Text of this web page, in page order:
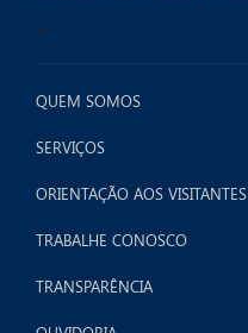
>
QUEM SOMOS
SERVIÇOS
ORIENTAÇÃO AOS VISITANTES
TRABALHE CONOSCO
TRANSPARÊNCIA